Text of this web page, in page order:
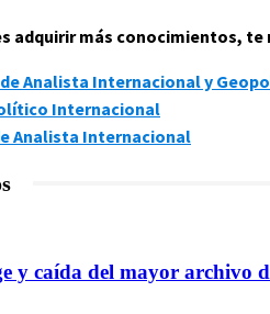
adquirir más conocimientos,
Analista Internacional y
Internacional
Analista Internacional
y caída del mayor archivo